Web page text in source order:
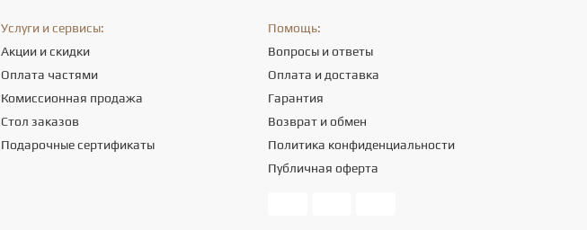
Услуги и сервисы:
Акции и скидки
Оплата частями
Комиссионная продажа
Стол заказов
Подарочные сертификаты
Помощь:
Вопросы и ответы
Оплата и доставка
Гарантия
Возврат и обмен
Политика конфиденциальности
Публичная оферта